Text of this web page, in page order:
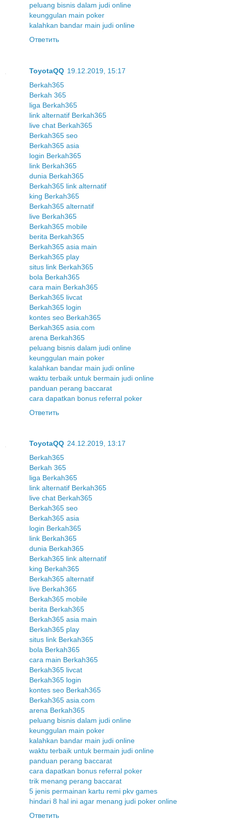
peluang bisnis dalam judi online
keunggulan main poker
kalahkan bandar main judi online
Ответить
ToyotaQQ 19.12.2019, 15:17
Berkah365
Berkah 365
liga Berkah365
link alternatif Berkah365
live chat Berkah365
Berkah365 seo
Berkah365 asia
login Berkah365
link Berkah365
dunia Berkah365
Berkah365 link alternatif
king Berkah365
Berkah365 alternatif
live Berkah365
Berkah365 mobile
berita Berkah365
Berkah365 asia main
Berkah365 play
situs link Berkah365
bola Berkah365
cara main Berkah365
Berkah365 livcat
Berkah365 login
kontes seo Berkah365
Berkah365 asia.com
arena Berkah365
peluang bisnis dalam judi online
keunggulan main poker
kalahkan bandar main judi online
waktu terbaik untuk bermain judi online
panduan perang baccarat
cara dapatkan bonus referral poker
Ответить
ToyotaQQ 24.12.2019, 13:17
Berkah365
Berkah 365
liga Berkah365
link alternatif Berkah365
live chat Berkah365
Berkah365 seo
Berkah365 asia
login Berkah365
link Berkah365
dunia Berkah365
Berkah365 link alternatif
king Berkah365
Berkah365 alternatif
live Berkah365
Berkah365 mobile
berita Berkah365
Berkah365 asia main
Berkah365 play
situs link Berkah365
bola Berkah365
cara main Berkah365
Berkah365 livcat
Berkah365 login
kontes seo Berkah365
Berkah365 asia.com
arena Berkah365
peluang bisnis dalam judi online
keunggulan main poker
kalahkan bandar main judi online
waktu terbaik untuk bermain judi online
panduan perang baccarat
cara dapatkan bonus referral poker
trik menang perang baccarat
5 jenis permainan kartu remi pkv games
hindari 8 hal ini agar menang judi poker online
Ответить